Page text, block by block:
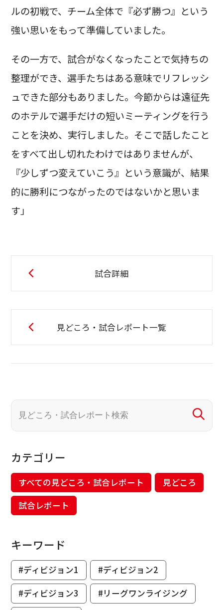
ルの初戦で、チーム全体で『必ず勝つ』という
強い思いをもって準備していました。
その一方で、試合がなくなったことで気持ちの
整理ができ、選手たちはある意味でリフレッシ
ュできた部分もありました。今節からは遠征先
のホテルで選手だけの短いミーティングを行う
ことを決め、実行しました。そこで話したこと
をすべて出し切れたわけではありませんが、
『少しずつ変えていこう』という意識が、結果
的に勝利につながったのではないかと思いま
す」
試合詳細
見どころ・試合レポート一覧
カテゴリー
すべての見どころ・試合レポート
見どころ
試合レポート
キーワード
#ディビジョン1
#ディビジョン2
#ディビジョン3
#リーグワンライジング